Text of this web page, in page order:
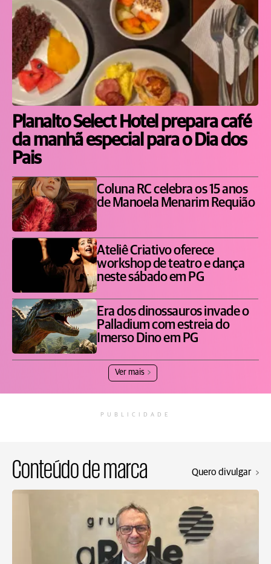
Planalto Select Hotel prepara café
da manhã especial para o Dia dos
Pais
Coluna RC celebra os 15 anos
de Manoela Menarim Requião
Ateliê Criativo oferece
workshop de teatro e dança
neste sábado em PG
Era dos dinossauros invade o
Palladium com estreia do
Imerso Dino em PG
Ver mais
PUBLICIDADE
Conteúdo de marca Quero divulgar